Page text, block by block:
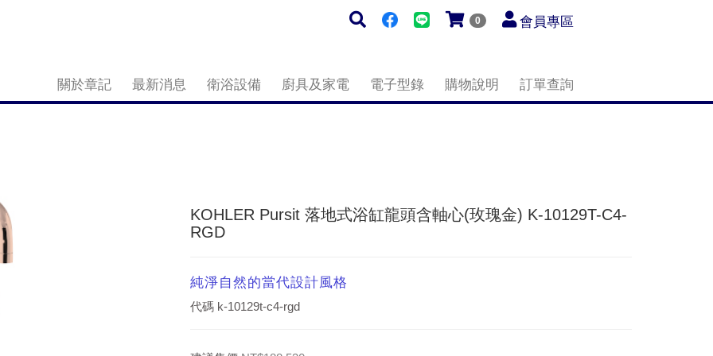
0 會員專區
關於章記 最新消息 衛浴設備 廚具及家電 電子型錄 購物說明 訂單查詢
KOHLER Pursit 落地式浴缸龍頭含軸心(玫瑰金) K-10129T-C4-
RGD
純淨自然的當代設計風格
代碼 k-10129t-c4-rgd